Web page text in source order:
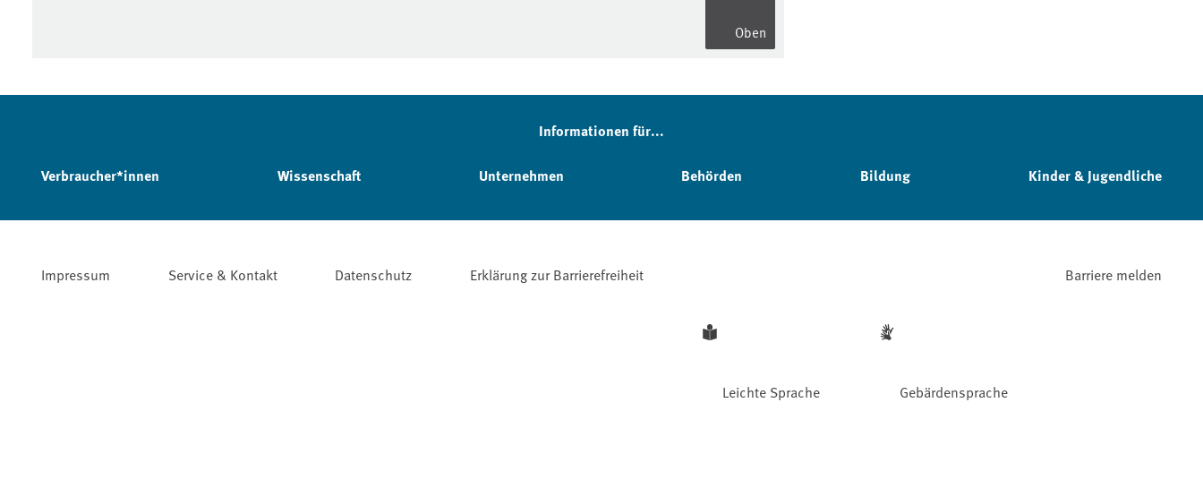
Oben
Informationen für...
Verbraucher*innen Wissenschaft Unternehmen Behörden Bildung Kinder & Jugendliche
Impressum Service & Kontakt Datenschutz Erklärung zur Barrierefreiheit
Leichte Sprache Gebärdensprache
Barriere melden